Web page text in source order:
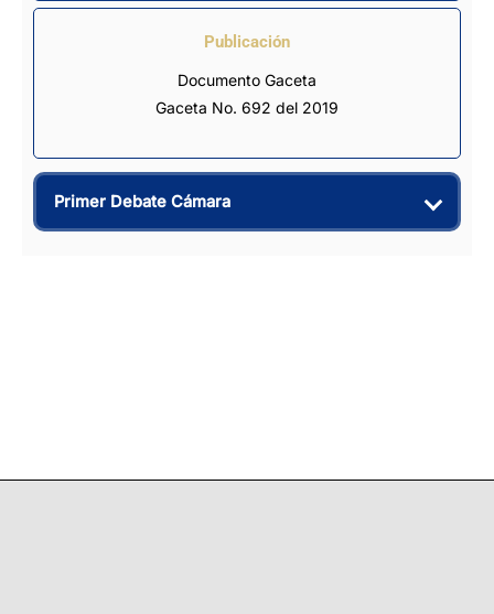
Publicación
Documento Gaceta
Gaceta No. 692 del 2019
Primer Debate Cámara